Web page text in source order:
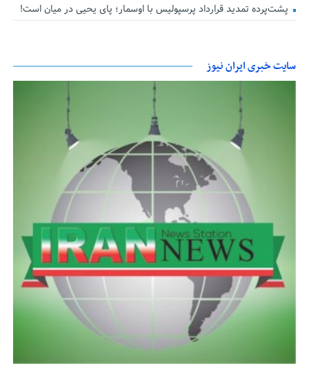
پشت‌پرده تمدید قرارداد پرسپولیس با اوسمار؛ پای یحیی در میان است!
سایت خبری ایران نیوز